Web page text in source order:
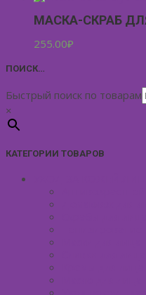
МАСКА-СКРАБ ДЛЯ
255.00₽
ПОИСК…
Быстрый поиск по товарам
×
КАТЕГОРИИ ТОВАРОВ